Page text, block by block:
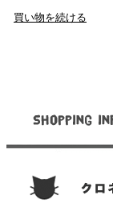
買い物を続ける